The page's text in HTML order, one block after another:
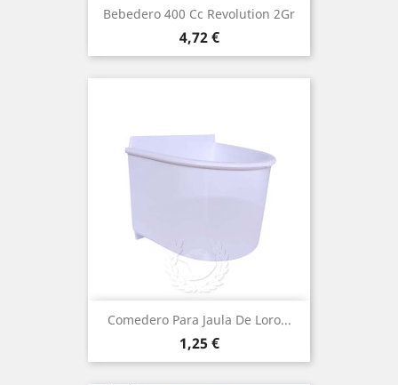
Bebedero 400 Cc Revolution 2Gr
Precio
4,72 €
Comedero Para Jaula De Loro...
Precio
1,25 €